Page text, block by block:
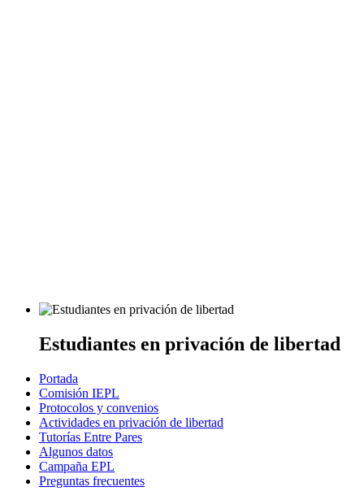
Estudiantes en privación de libertad
Portada
Comisión IEPL
Protocolos y convenios
Actividades en privación de libertad
Tutorías Entre Pares
Algunos datos
Campaña EPL
Preguntas frecuentes